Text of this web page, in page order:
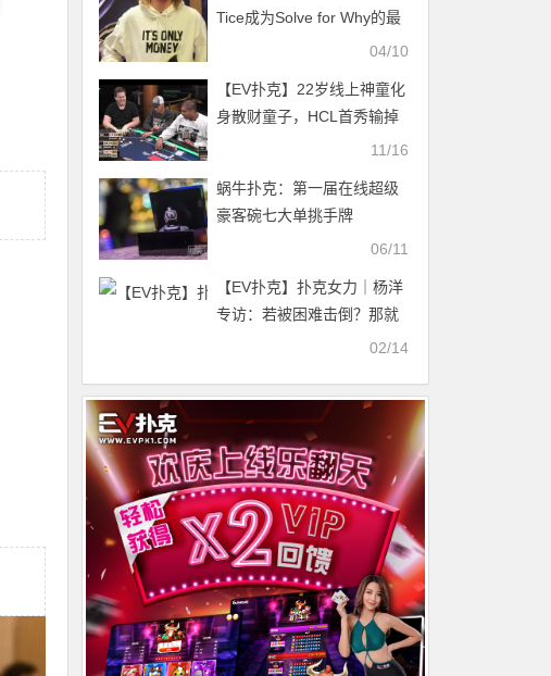
Tice成为Solve for Why的最
04/10
【EV扑克】22岁线上神童化
身散财童子，HCL首秀输掉
11/16
蜗牛扑克：第一届在线超级
豪客碗七大单挑手牌
06/11
【EV扑克】扑克女力｜杨洋
专访：若被困难击倒？那就
02/14